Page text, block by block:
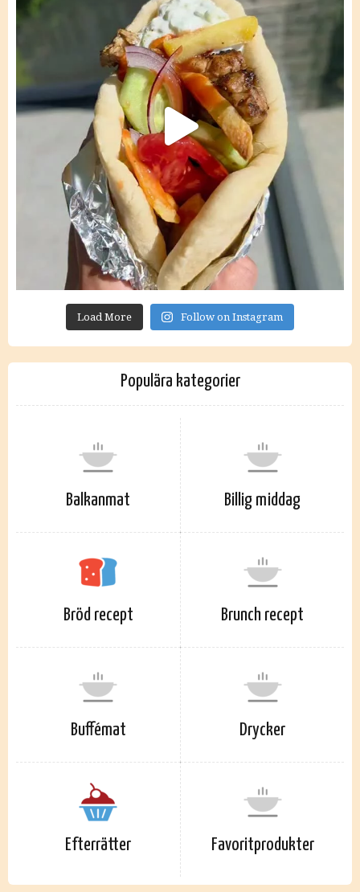
Load More Follow on Instagram
Populära kategorier
Balkanmat Billig middag
Bröd recept Brunch recept
Buffémat Drycker
Efterrätter Favoritprodukter